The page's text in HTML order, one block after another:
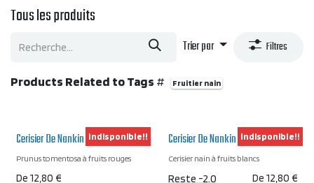
Tous les produits
Trier par Filtres
Products Related to Tags # Fruitier nain
Cerisier De Nankin Rouge
Prunus tomentosa à fruits rouges
De 12,80 €
Indisponible!! Cerisier De Nankin Blanc
Cerisier nain à fruits blancs
De 12,80 €
Reste -2.0
Indisponible!!